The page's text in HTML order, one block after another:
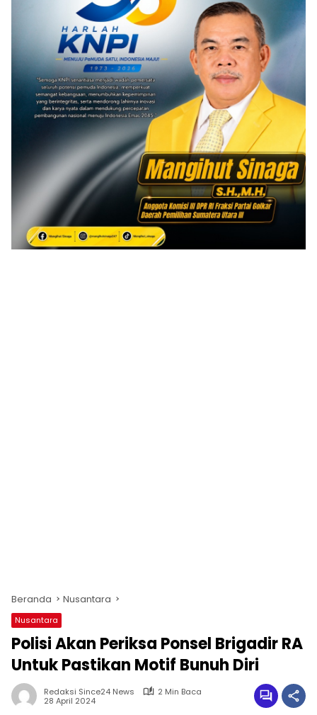
Beranda Nusantara
Nusantara
Polisi Akan Periksa Ponsel Brigadir RA
Untuk Pastikan Motif Bunuh Diri
Redaksi Since24 News
2 Min Baca
28 April 2024